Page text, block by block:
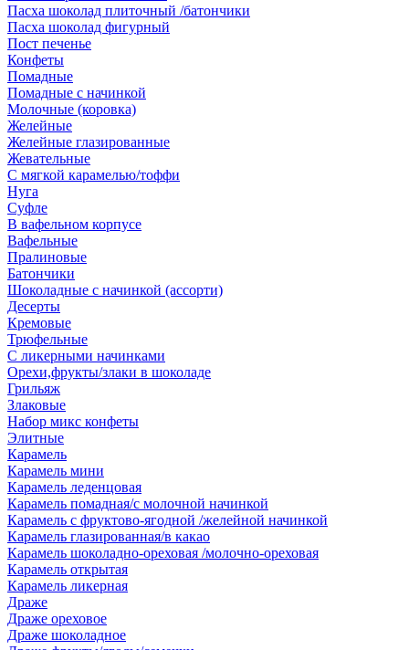
Пасха шоколад плиточный /батончики
Пасха шоколад фигурный
Пост печенье
Конфеты
Помадные
Помадные с начинкой
Молочные (коровка)
Желейные
Желейные глазированные
Жевательные
С мягкой карамелью/тоффи
Нуга
Суфле
В вафельном корпусе
Вафельные
Пралиновые
Батончики
Шоколадные с начинкой (ассорти)
Десерты
Кремовые
Трюфельные
С ликерными начинками
Орехи,фрукты/злаки в шоколаде
Грильяж
Злаковые
Набор микс конфеты
Элитные
Карамель
Карамель мини
Карамель леденцовая
Карамель помадная/с молочной начинкой
Карамель с фруктово-ягодной /желейной начинкой
Карамель глазированная/в какао
Карамель шоколадно-ореховая /молочно-ореховая
Карамель открытая
Карамель ликерная
Драже
Драже ореховое
Драже шоколадное